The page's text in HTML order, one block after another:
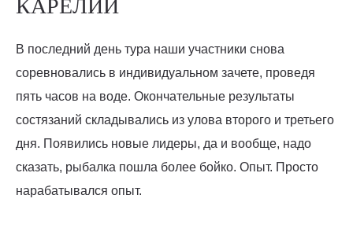
КАРЕЛИИ
В последний день тура наши участники снова
соревновались в индивидуальном зачете, проведя
пять часов на воде. Окончательные результаты
состязаний складывались из улова второго и третьего
дня. Появились новые лидеры, да и вообще, надо
сказать, рыбалка пошла более бойко. Опыт. Просто
нарабатывался опыт.